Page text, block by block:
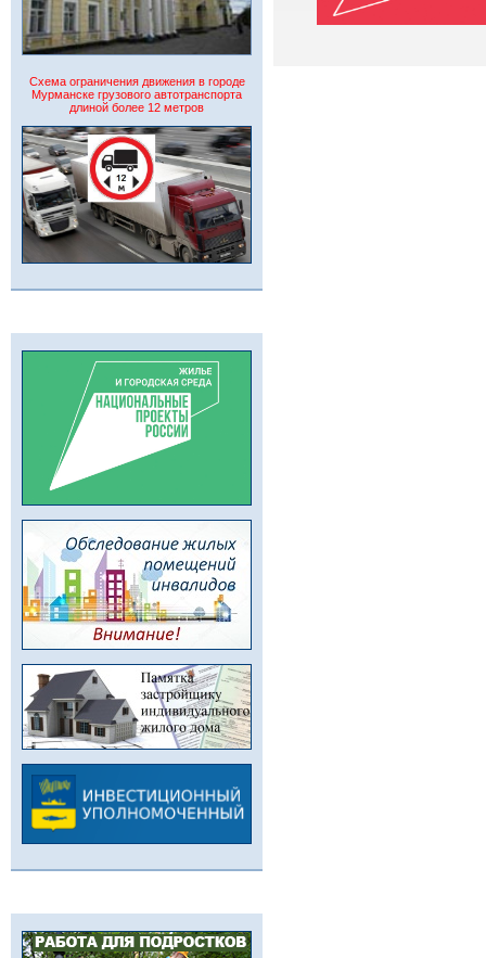
Схема ограничения движения в городе
Мурманске грузового автотранспорта
длиной более 12 метров